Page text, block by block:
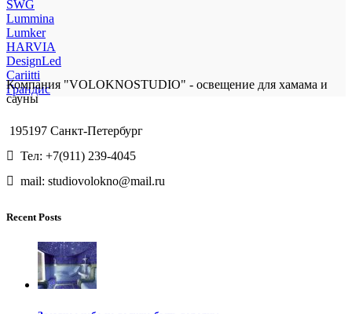
SWG
Lummina
Lumker
HARVIA
DesignLed
Cariitti
Грандис
Компания "VOLOKNOSTUDIO" - освещение для хамама и
сауны
195197 Санкт-Петербург
Тел: +7(911) 239-4045
mail: studiovolokno@mail.ru
Recent Posts